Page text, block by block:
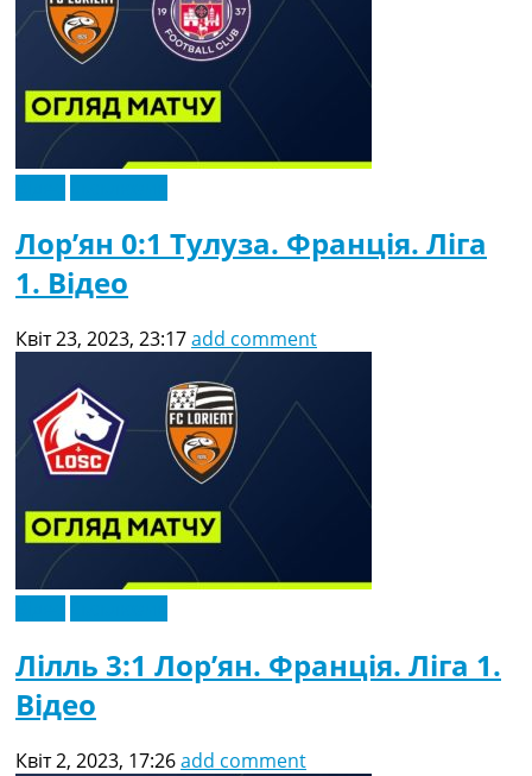
Лор’ян 0:1 Тулуза. Франція. Ліга
1. Відео
Квіт 23, 2023, 23:17add comment
Лілль 3:1 Лор’ян. Франція. Ліга 1.
Відео
Квіт 2, 2023, 17:26add comment